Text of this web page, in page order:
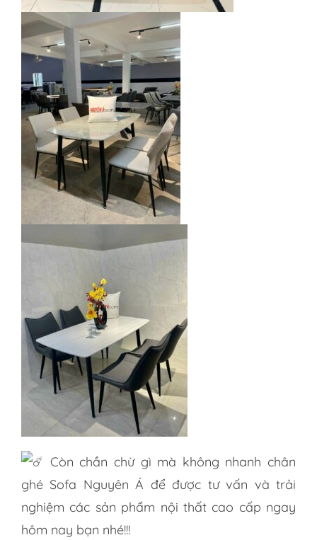
Còn chần chừ gì mà không nhanh chân
ghé Sofa Nguyên Á để được tư vấn và trải
nghiệm các sản phẩm nội thất cao cấp ngay
hôm nay bạn nhé!!!